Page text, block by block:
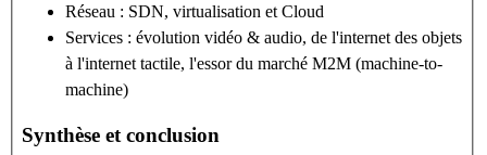
Réseau : SDN, virtualisation et Cloud
Services : évolution vidéo & audio, de l'internet des objets
à l'internet tactile, l'essor du marché M2M (machine-to-
machine)
Synthèse et conclusion